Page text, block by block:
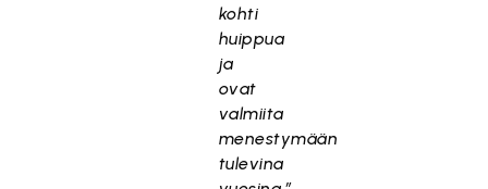
kohti
huippua
ja
ovat
valmiita
menestymään
tulevina